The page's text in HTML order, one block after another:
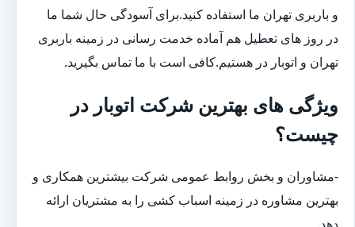
و باربری تهران ما استفاده کنید.برای آسودگی حال شما ما
در روز های تعطیل هم آماده خدمت رسانی در زمینه باربری
تهران و اتوبار در هستیم.کافی است با ما تماس بگیرید.
ویژگی های بهترین شرکت اتوبار در
چیست؟
-مشاوران و بخش روابط عمومی شرکت بیشترین همکاری و
بهترین مشاوره در زمینه اسباب کشی را به مشتریان ارائه